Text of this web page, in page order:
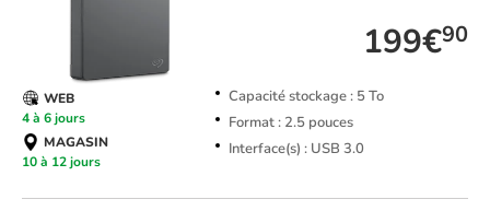
199€90
Capacité stockage : 5 To
Format : 2.5 pouces
Interface(s) : USB 3.0
WEB
4 à 6 jours
MAGASIN
10 à 12 jours